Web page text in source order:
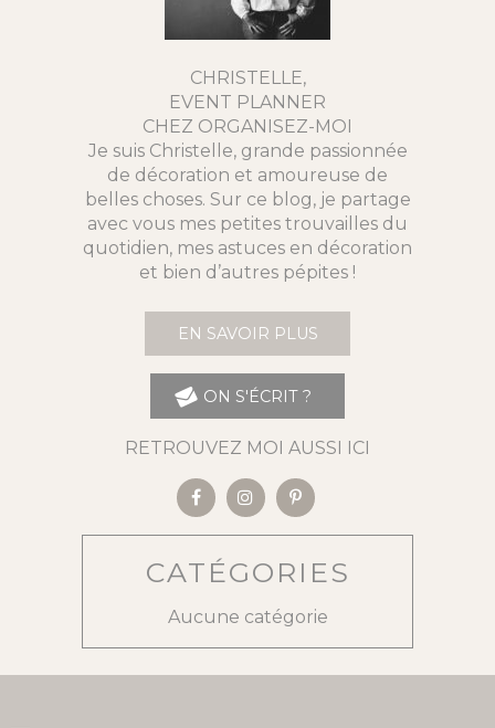
CHRISTELLE,
EVENT PLANNER
CHEZ ORGANISEZ-MOI
Je suis Christelle, grande passionnée
de décoration et amoureuse de
belles choses. Sur ce blog, je partage
avec vous mes petites trouvailles du
quotidien, mes astuces en décoration
et bien d’autres pépites !
EN SAVOIR PLUS
ON S'ÉCRIT ?
RETROUVEZ MOI AUSSI ICI
CATÉGORIES
Aucune catégorie